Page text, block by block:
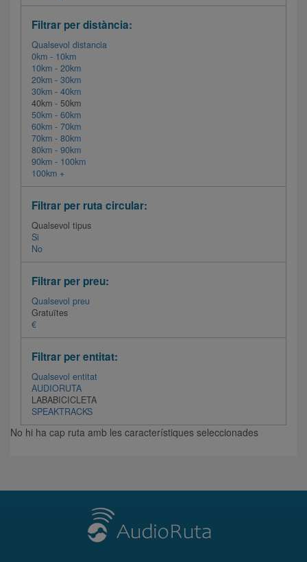
Filtrar per distància:
Qualsevol distancia
0km - 10km
10km - 20km
20km - 30km
30km - 40km
40km - 50km
50km - 60km
60km - 70km
70km - 80km
80km - 90km
90km - 100km
100km +
Filtrar per ruta circular:
Qualsevol tipus
Si
No
Filtrar per preu:
Qualsevol preu
Gratuïtes
€
Filtrar per entitat:
Qualsevol entitat
AUDIORUTA
LABABICICLETA
SPEAKTRACKS
No hi ha cap ruta amb les característiques seleccionades